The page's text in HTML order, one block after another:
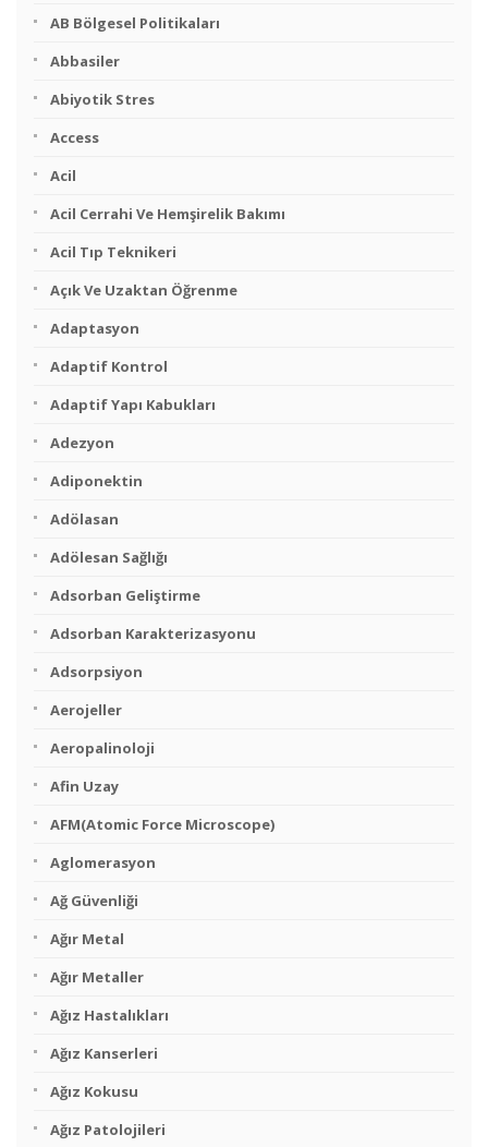
AB Bölgesel Politikaları
Abbasiler
Abiyotik Stres
Access
Acil
Acil Cerrahi Ve Hemşirelik Bakımı
Acil Tıp Teknikeri
Açık Ve Uzaktan Öğrenme
Adaptasyon
Adaptif Kontrol
Adaptif Yapı Kabukları
Adezyon
Adiponektin
Adölasan
Adölesan Sağlığı
Adsorban Geliştirme
Adsorban Karakterizasyonu
Adsorpsiyon
Aerojeller
Aeropalinoloji
Afin Uzay
AFM(Atomic Force Microscope)
Aglomerasyon
Ağ Güvenliği
Ağır Metal
Ağır Metaller
Ağız Hastalıkları
Ağız Kanserleri
Ağız Kokusu
Ağız Patolojileri